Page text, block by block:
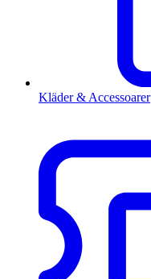
Kläder & Accessoarer